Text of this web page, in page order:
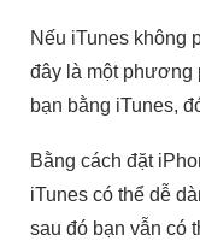
Nếu iTunes không
đây là một phương
bạn bằng iTunes,
Bằng cách đặt
iTunes có thể dễ
sau đó bạn vẫn có